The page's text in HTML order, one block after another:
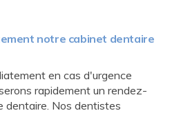
notre cabinet dentaire
en cas d'urgence
rapidement un rendez-
dentaire. Nos dentistes